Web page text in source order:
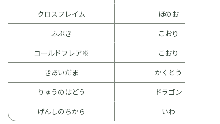
クロスフレイム
ほのお
ふぶき
こおり
コールドフレア※
こおり
きあいだま
かくとう
りゅうのはどう
ドラゴン
げんしのちから
いわ